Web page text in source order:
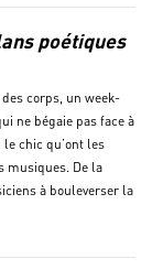
poétiques
corps, un week-
ne bégaie pas face à
le chic qu’ont les
musiques. De la
à bouleverser la